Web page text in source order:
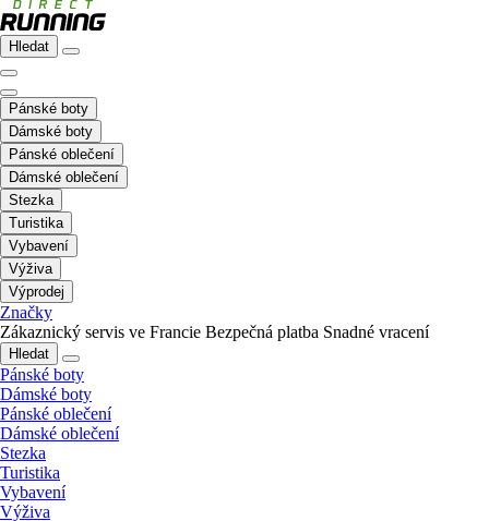
Hledat
Pánské boty
Dámské boty
Pánské oblečení
Dámské oblečení
Stezka
Turistika
Vybavení
Výživa
Výprodej
Značky
Zákaznický servis ve Francie Bezpečná platba Snadné vracení
Hledat
Pánské boty
Dámské boty
Pánské oblečení
Dámské oblečení
Stezka
Turistika
Vybavení
Výživa